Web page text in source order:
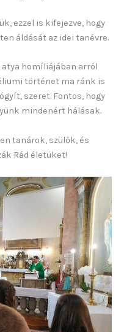
ezzel is kifejezve, hogy
áldását az idei tanévre.
homíliájában arról
történet ma ránk is
szeret. Fontos, hogy
mindenért hálásak.
tanárok, szülők, és
Rád életüket!